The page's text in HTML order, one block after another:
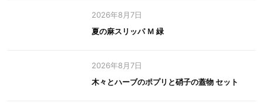
2026年8月7日
夏の麻スリッパ Ｍ 緑
2026年8月7日
木々とハーブのポプリと硝子の蓋物 セット